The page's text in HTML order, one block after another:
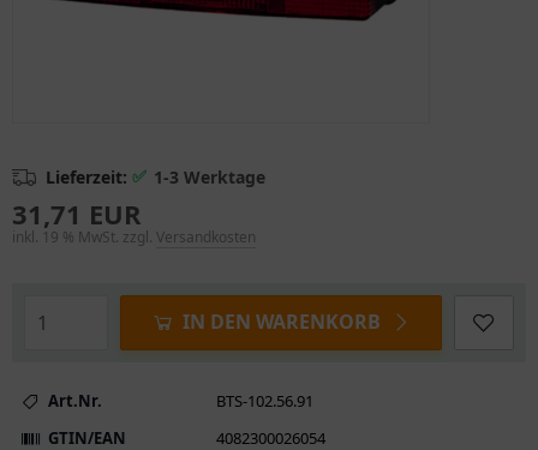
Lieferzeit: ✅ 1-3 Werktage
31,71 EUR
inkl. 19 % MwSt. zzgl. Versandkosten
IN DEN WARENKORB
Art.Nr.
BTS-102.56.91
GTIN/EAN
4082300026054